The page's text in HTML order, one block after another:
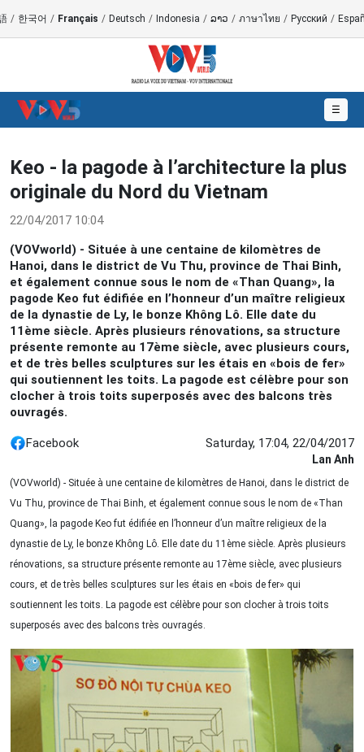
/ 한국어 / Français / Deutsch / Indonesia / ລາວ / ภาษาไทย / Русский /
☰
Keo - la pagode à l’architecture la plus
originale du Nord du Vietnam
22/04/2017 10:04
(VOVworld) - Située à une centaine de kilomètres de
Hanoi, dans le district de Vu Thu, province de Thai Binh,
et également connue sous le nom de «Than Quang», la
pagode Keo fut édifiée en l’honneur d’un maître religieux
de la dynastie de Ly, le bonze Không Lô. Elle date du
11ème siècle. Après plusieurs rénovations, sa structure
présente remonte au 17ème siècle, avec plusieurs cours,
et de très belles sculptures sur les étais en «bois de fer»
qui soutiennent les toits. La pagode est célèbre pour son
clocher à trois toits superposés avec des balcons très
ouvragés.
Facebook Saturday, 17:04, 22/04/2017
Lan Anh
(VOVworld) - Située à une centaine de kilomètres de Hanoi, dans le district de
Vu Thu, province de Thai Binh, et également connue sous le nom de «Than
Quang», la pagode Keo fut édifiée en l’honneur d’un maître religieux de la
dynastie de Ly, le bonze Không Lô. Elle date du 11ème siècle. Après plusieurs
rénovations, sa structure présente remonte au 17ème siècle, avec plusieurs
cours, et de très belles sculptures sur les étais en «bois de fer» qui
soutiennent les toits. La pagode est célèbre pour son clocher à trois toits
superposés avec des balcons très ouvragés.